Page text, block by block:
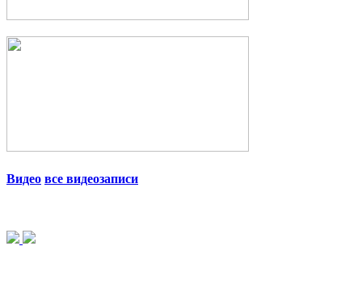
Видео все видеозаписи